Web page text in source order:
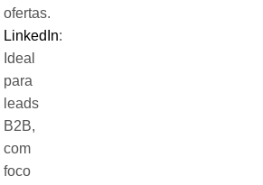
ofertas.
LinkedIn:
Ideal
para
leads
B2B,
com
foco